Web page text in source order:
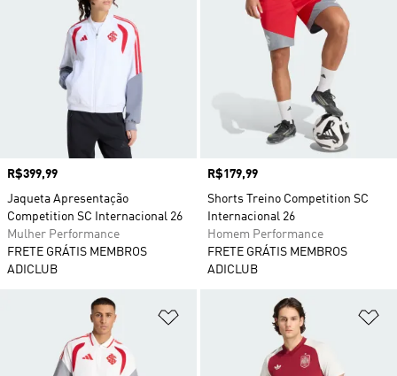
Preço
R$399,99
Jaqueta Apresentação
Competition SC Internacional 26
Mulher Performance
FRETE GRÁTIS MEMBROS
ADICLUB
Preço
R$179,99
Shorts Treino Competition SC
Internacional 26
Homem Performance
FRETE GRÁTIS MEMBROS
ADICLUB
Adicionar à Lista de Desejos